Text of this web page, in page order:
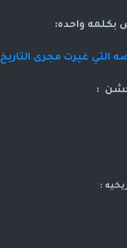
بكلمه واحده:
التي غيرت مجرى التاريخ
:
: